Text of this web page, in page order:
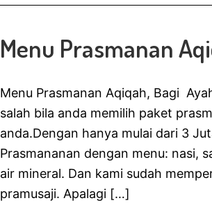
Menu Prasmanan
Menu Prasmanan Aqiqah, Bagi
salah bila anda memilih paket
anda.Dengan hanya mulai dari 3
Prasmananan dengan menu: nasi,
air mineral. Dan kami sudah
pramusaji. Apalagi […]